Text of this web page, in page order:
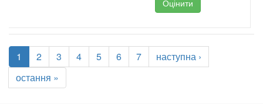
Оцінити
1 2 3 4 5 6 7
наступна ›
остання »